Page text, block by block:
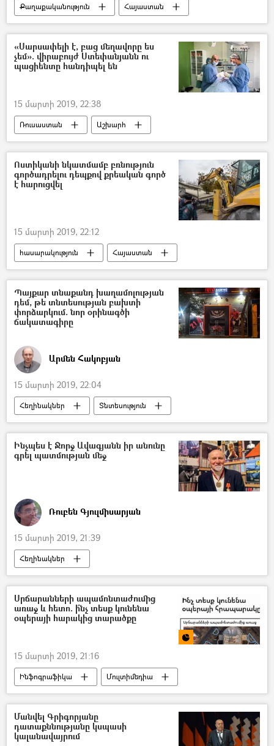
Քաղաքականություն
Հայաստան
Արցախ
Ադրբեջան
«Սարսափելի է, բաց մեղավորը ես
չեմ». վիրաբույժ Ստեփանյանն ու
պացիենտը հանդիպել են
15 մարտի 2019, 22:38
Ռուսաստան Աշխարհ
Ոստիկանի նկատմամբ բռնություն
գործադրելու դեպքով քրեական գործ
է հարուցվել
15 մարտի 2019, 22:12
հասարակություն Հայաստան
Պայքար տնաքանդ խաղամոլության
դեմ, թե տնտեսության բախտի
փորձարկում. նոր օրինագծի
ճակատագիրը
Արմեն Հակոբյան
15 մարտի 2019, 22:04
Հեղինակներ
Տնտեսություն
Հայաստան
Ինչպես է Ջորջ Ավագյանն իր անունը
գրել պատմության մեջ
Ռուբեն Գյուլմիսարյան
15 մարտի 2019, 21:39
Հեղինակներ
Սրճարանների ապամոնտաժումից
առաջ և հետո. ի՞նչ տեսք կունենա
օպերայի հարակից տարածքը
15 մարտի 2019, 21:16
Ինֆոգրաֆիկա
Մուլտիմեդիա
հասարակություն
Հայաստան
Մանվել Գրիգորյանը
դատաքննությանը կսպասի
կալանավայրում